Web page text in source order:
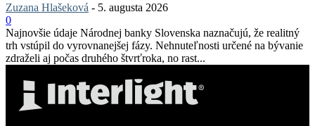
Zuzana Hlašeková - 5. augusta 2026
0
Najnovšie údaje Národnej banky Slovenska naznačujú, že realitný
trh vstúpil do vyrovnanejšej fázy. Nehnuteľnosti určené na bývanie
zdraželi aj počas druhého štvrťroka, no rast...